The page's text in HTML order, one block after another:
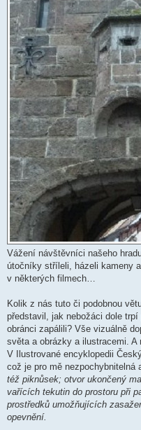
Vážení návštěvníci našeho
útočníky stříleli, házeli kameny
v některých filmech…
Kolik z nás tuto či podobnou
představil, jak nebožáci dole
obránci zapálili? Vše vizuálně
světa a obrázky a ilustracemi. A
V Ilustrované encyklopedii
což je pro mě nezpochybnitelná
též piknůsek; otvor ukončený
vařících tekutin do prostoru při
prostředků umožňujících
opevnění.